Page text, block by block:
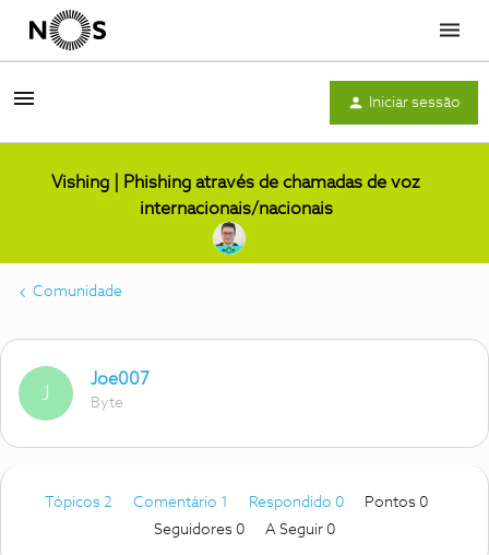
Menu
Iniciar sessão
Vishing | Phishing através de chamadas de voz
internacionais/nacionais
Comunidade
J
Joe007
Byte
Tópicos 2 Comentário 1 Respondido 0
Pontos 0
Seguidores 0 A Seguir 0